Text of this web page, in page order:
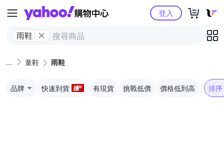
Yahoo購物中心
雨鞋
登入
童鞋 雨鞋
品牌 快速到貨 有現貨 挑戰低價 價格低到高 排序